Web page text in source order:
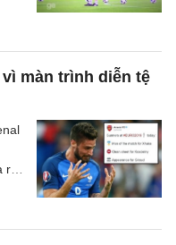
màn trình diễn tệ
ra